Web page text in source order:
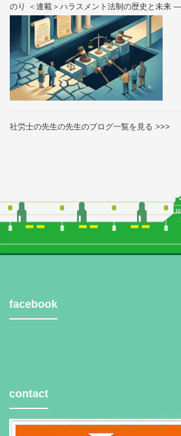
のり ＜連載＞ハラスメント法制の歴史と未来
読み解く（全6回）
社労士の先生の先生のブログ一覧を見る >>>
facebook
contact